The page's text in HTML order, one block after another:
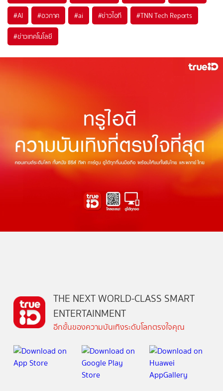
#AI #อวกาศ #ai #ข่าวไอที #TNN Tech Reports
#ข่าวเทคโนโลยี
THE NEXT WORLD-CLASS SMART
ENTERTAINMENT
อีกขั้นของความบันเทิงระดับโลกตรงใจคุณ